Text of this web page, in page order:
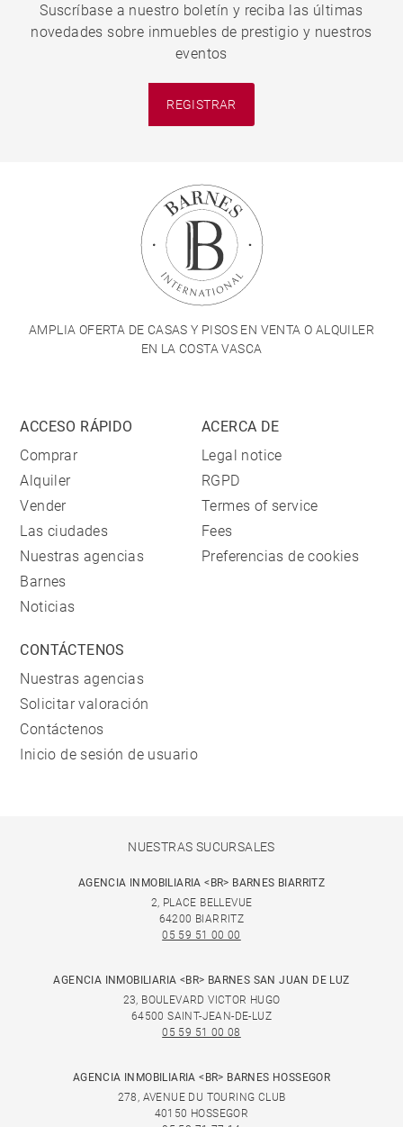
Suscríbase a nuestro boletín y reciba las últimas
novedades sobre inmuebles de prestigio y nuestros
eventos
REGISTRAR
AMPLIA OFERTA DE CASAS Y PISOS EN VENTA O ALQUILER
EN LA COSTA VASCA
ACCESO RÁPIDO
Comprar
Alquiler
Vender
Las ciudades
Nuestras agencias
Barnes
Noticias
ACERCA DE
Legal notice
RGPD
Termes of service
Fees
Preferencias de cookies
CONTÁCTENOS
Nuestras agencias
Solicitar valoración
Contáctenos
Inicio de sesión de usuario
NUESTRAS SUCURSALES
AGENCIA INMOBILIARIA <BR> BARNES BIARRITZ
2, PLACE BELLEVUE
64200 BIARRITZ
05 59 51 00 00
AGENCIA INMOBILIARIA <BR> BARNES SAN JUAN DE LUZ
23, BOULEVARD VICTOR HUGO
64500 SAINT-JEAN-DE-LUZ
05 59 51 00 08
AGENCIA INMOBILIARIA <BR> BARNES HOSSEGOR
278, AVENUE DU TOURING CLUB
40150 HOSSEGOR